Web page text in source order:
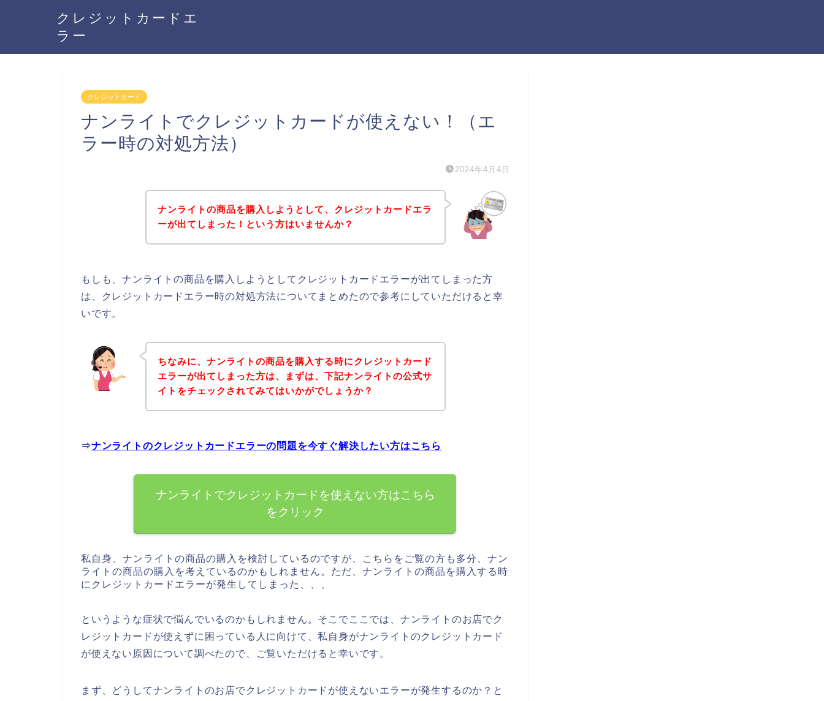
クレジットカードエ
ラー
クレジットカード
ナンライトでクレジットカードが使えない！（エ
ラー時の対処方法）
2024年4月4日
ナンライトの商品を購入しようとして、クレジットカードエラ
ーが出てしまった！という方はいませんか？
もしも、ナンライトの商品を購入しようとしてクレジットカードエラーが出てしまった方
は、クレジットカードエラー時の対処方法についてまとめたので参考にしていただけると幸
いです。
ちなみに、ナンライトの商品を購入する時にクレジットカード
エラーが出てしまった方は、まずは、下記ナンライトの公式サ
イトをチェックされてみてはいかがでしょうか？
⇒ナンライトのクレジットカードエラーの問題を今すぐ解決したい方はこちら
ナンライトでクレジットカードを使えない方はこちら
をクリック
私自身、ナンライトの商品の購入を検討しているのですが、こちらをご覧の方も多分、ナン
ライトの商品の購入を考えているのかもしれません。ただ、ナンライトの商品を購入する時
にクレジットカードエラーが発生してしまった、、、
というような症状で悩んでいるのかもしれません。そこでここでは、ナンライトのお店でク
レジットカードが使えずに困っている人に向けて、私自身がナンライトのクレジットカード
が使えない原因について調べたので、ご覧いただけると幸いです。
まず、どうしてナンライトのお店でクレジットカードが使えないエラーが発生するのか？と